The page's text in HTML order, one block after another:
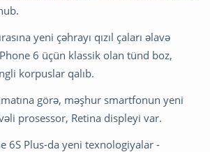
yeni çəhrayı qızıl çaları əlavə
6 üçün klassik olan tünd boz,
korpuslar qalıb.
görə, məşhur smartfonun yeni
prosessor, Retina displeyi var.
6S Plus-da yeni texnologiyalar -